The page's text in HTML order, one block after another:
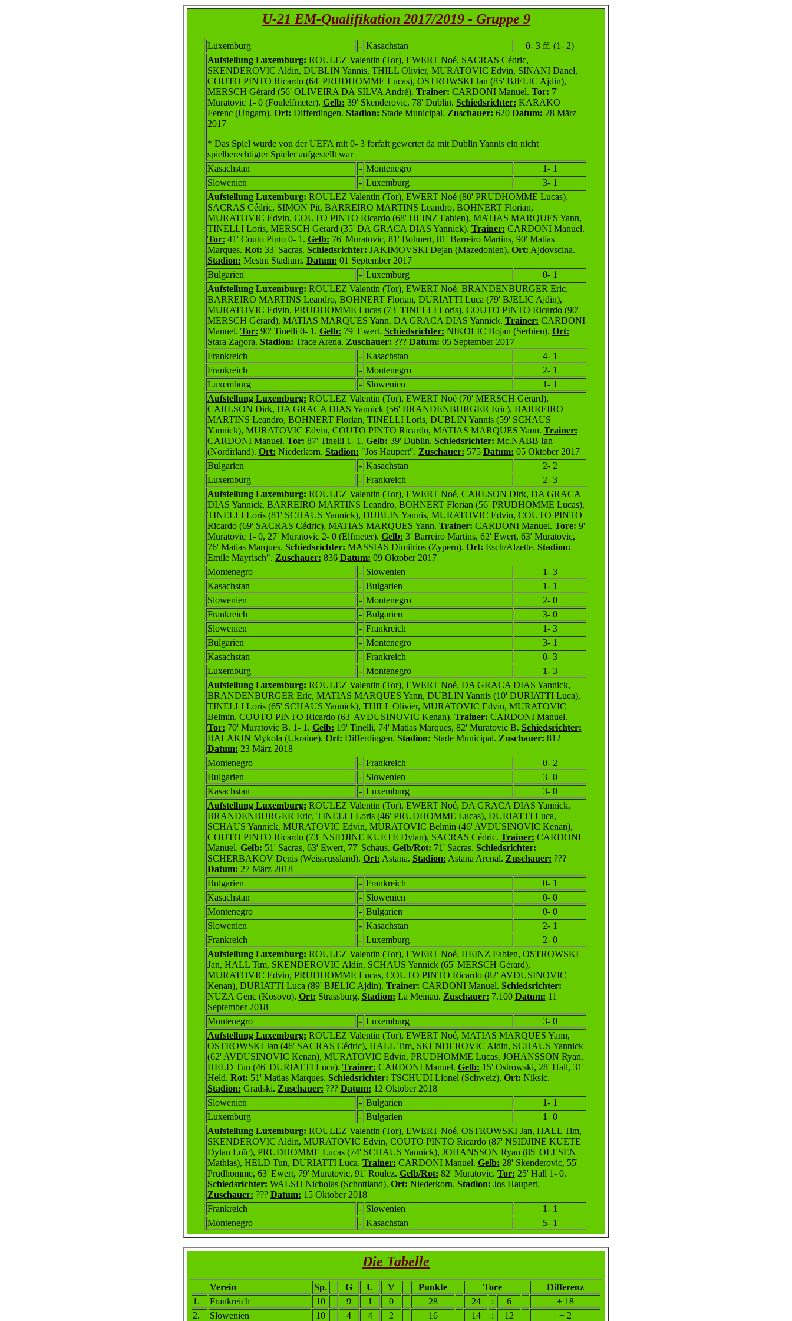
U-21 EM-Qualifikation 2017/2019 - Gruppe 9
Luxemburg - Kasachstan
0- 3 ff. (1- 2)
Aufstellung Luxemburg: ROULEZ Valentin (Tor), EWERT Noé, SACRAS Cédric,
SKENDEROVIC Aldin, DUBLIN Yannis, THILL Olivier, MURATOVIC Edvin, SINANI Danel,
COUTO PINTO Ricardo (64' PRUDHOMME Lucas), OSTROWSKI Jan (85' BJELIC Ajdin),
MERSCH Gérard (56' OLIVEIRA DA SILVA André). Trainer: CARDONI Manuel. Tor: 7'
Muratovic 1- 0 (Foulelfmeter). Gelb: 39' Skenderovic, 78' Dublin. Schiedsrichter: KARAKO
Ferenc (Ungarn). Ort: Differdingen. Stadion: Stade Municipal. Zuschauer: 620 Datum: 28 März
2017
* Das Spiel wurde von der UEFA mit 0- 3 forfait gewertet da mit Dublin Yannis ein nicht
spielberechtigter Spieler aufgestellt war
Kasachstan
- Montenegro
1- 1
Slowenien
- Luxemburg
3- 1
Aufstellung Luxemburg: ROULEZ Valentin (Tor), EWERT Noé (80' PRUDHOMME Lucas),
SACRAS Cédric, SIMON Pit, BARREIRO MARTINS Leandro, BOHNERT Florian,
MURATOVIC Edvin, COUTO PINTO Ricardo (68' HEINZ Fabien), MATIAS MARQUES Yann,
TINELLI Loris, MERSCH Gérard (35' DA GRACA DIAS Yannick). Trainer: CARDONI Manuel.
Tor: 41' Couto Pinto 0- 1. Gelb: 76' Muratovic, 81' Bohnert, 81' Barreiro Martins, 90' Matias
Marques. Rot: 33' Sacras. Schiedsrichter: JAKIMOVSKI Dejan (Mazedonien). Ort: Ajdovscina.
Stadion: Mestni Stadium. Datum: 01 September 2017
Bulgarien
- Luxemburg
0- 1
Aufstellung Luxemburg: ROULEZ Valentin (Tor), EWERT Noé, BRANDENBURGER Eric,
BARREIRO MARTINS Leandro, BOHNERT Florian, DURIATTI Luca (79' BJELIC Ajdin),
MURATOVIC Edvin, PRUDHOMME Lucas (73' TINELLI Loris), COUTO PINTO Ricardo (90'
MERSCH Gérard), MATIAS MARQUES Yann, DA GRACA DIAS Yannick. Trainer: CARDONI
Manuel. Tor: 90' Tinelli 0- 1. Gelb: 79' Ewert. Schiedsrichter: NIKOLIC Bojan (Serbien). Ort:
Stara Zagora. Stadion: Trace Arena. Zuschauer: ??? Datum: 05 September 2017
Frankreich
- Kasachstan
4- 1
Frankreich
- Montenegro
2- 1
Luxemburg
- Slowenien
1- 1
Aufstellung Luxemburg: ROULEZ Valentin (Tor), EWERT Noé (70' MERSCH Gérard),
CARLSON Dirk, DA GRACA DIAS Yannick (56' BRANDENBURGER Eric), BARREIRO
MARTINS Leandro, BOHNERT Florian, TINELLI Loris, DUBLIN Yannis (59' SCHAUS
Yannick), MURATOVIC Edvin, COUTO PINTO Ricardo, MATIAS MARQUES Yann. Trainer:
CARDONI Manuel. Tor: 87' Tinelli 1- 1. Gelb: 39' Dublin. Schiedsrichter: Mc.NABB Ian
(Nordirland). Ort: Niederkorn. Stadion: "Jos Haupert". Zuschauer: 575 Datum: 05 Oktober 2017
Bulgarien
- Kasachstan
2- 2
Luxemburg
- Frankreich
2- 3
Aufstellung Luxemburg: ROULEZ Valentin (Tor), EWERT Noé, CARLSON Dirk, DA GRACA
DIAS Yannick, BARREIRO MARTINS Leandro, BOHNERT Florian (56' PRUDHOMME Lucas),
TINELLI Loris (81' SCHAUS Yannick), DUBLIN Yannis, MURATOVIC Edvin, COUTO PINTO
Ricardo (69' SACRAS Cédric), MATIAS MARQUES Yann. Trainer: CARDONI Manuel. Tore: 9'
Muratovic 1- 0, 27' Muratovic 2- 0 (Elfmeter). Gelb: 3' Barreiro Martins, 62' Ewert, 63' Muratovic,
76' Matias Marques. Schiedsrichter: MASSIAS Dimitrios (Zypern). Ort: Esch/Alzette. Stadion:
Emile Mayrisch". Zuschauer: 836 Datum: 09 Oktober 2017
Montenegro
- Slowenien
1- 3
Kasachstan
- Bulgarien
1- 1
Slowenien
- Montenegro
2- 0
Frankreich
- Bulgarien
3- 0
Slowenien
- Frankreich
1- 3
Bulgarien
- Montenegro
3- 1
Kasachstan
- Frankreich
0- 3
Luxemburg
- Montenegro
1- 3
Aufstellung Luxemburg: ROULEZ Valentin (Tor), EWERT Noé, DA GRACA DIAS Yannick,
BRANDENBURGER Eric, MATIAS MARQUES Yann, DUBLIN Yannis (10' DURIATTI Luca),
TINELLI Loris (65' SCHAUS Yannick), THILL Olivier, MURATOVIC Edvin, MURATOVIC
Belmin, COUTO PINTO Ricardo (63' AVDUSINOVIC Kenan). Trainer: CARDONI Manuel.
Tor: 70' Muratovic B. 1- 1. Gelb: 19' Tinelli, 74' Matias Marques, 82' Muratovic B. Schiedsrichter:
BALAKIN Mykola (Ukraine). Ort: Differdingen. Stadion: Stade Municipal. Zuschauer: 812
Datum: 23 März 2018
Montenegro
- Frankreich
0- 2
Bulgarien
- Slowenien
3- 0
Kasachstan
- Luxemburg
3- 0
Aufstellung Luxemburg: ROULEZ Valentin (Tor), EWERT Noé, DA GRACA DIAS Yannick,
BRANDENBURGER Eric, TINELLI Loris (46' PRUDHOMME Lucas), DURIATTI Luca,
SCHAUS Yannick, MURATOVIC Edvin, MURATOVIC Belmin (46' AVDUSINOVIC Kenan),
COUTO PINTO Ricardo (73' NSIDJINE KUETE Dylan), SACRAS Cédric. Trainer: CARDONI
Manuel. Gelb: 51' Sacras, 63' Ewert, 77' Schaus. Gelb/Rot: 71' Sacras. Schiedsrichter:
SCHERBAKOV Denis (Weissrussland). Ort: Astana. Stadion: Astana Arenal. Zuschauer: ???
Datum: 27 März 2018
Bulgarien - Frankreich
0- 1
Kasachstan
- Slowenien
0- 0
Montenegro
- Bulgarien
0- 0
Slowenien
- Kasachstan
2- 1
Frankreich
- Luxemburg
2- 0
Aufstellung Luxemburg: ROULEZ Valentin (Tor), EWERT Noé, HEINZ Fabien, OSTROWSKI
Jan, HALL Tim, SKENDEROVIC Aldin, SCHAUS Yannick (65' MERSCH Gérard),
MURATOVIC Edvin, PRUDHOMME Lucas, COUTO PINTO Ricardo (82' AVDUSINOVIC
Kenan), DURIATTI Luca (89' BJELIC Ajdin). Trainer: CARDONI Manuel. Schiedsrichter:
NUZA Genc (Kosovo). Ort: Strassburg. Stadion: La Meinau. Zuschauer: 7.100 Datum: 11
September 2018
Montenegro
- Luxemburg
3- 0
Aufstellung Luxemburg: ROULEZ Valentin (Tor), EWERT Noé, MATIAS MARQUES Yann,
OSTROWSKI Jan (46' SACRAS Cédric), HALL Tim, SKENDEROVIC Aldin, SCHAUS Yannick
(62' AVDUSINOVIC Kenan), MURATOVIC Edvin, PRUDHOMME Lucas, JOHANSSON Ryan,
HELD Tun (46' DURIATTI Luca). Trainer: CARDONI Manuel. Gelb: 15' Ostrowski, 28' Hall, 31'
Held. Rot: 51' Matias Marques. Schiedsrichter: TSCHUDI Lionel (Schweiz). Ort: Niksic.
Stadion: Gradski. Zuschauer: ??? Datum: 12 Oktober 2018
Slowenien
- Bulgarien
1- 1
Luxemburg
- Bulgarien
1- 0
Aufstellung Luxemburg: ROULEZ Valentin (Tor), EWERT Noé, OSTROWSKI Jan, HALL Tim,
SKENDEROVIC Aldin, MURATOVIC Edvin, COUTO PINTO Ricardo (87' NSIDJINE KUETE
Dylan Loïc), PRUDHOMME Lucas (74' SCHAUS Yannick), JOHANSSON Ryan (85' OLESEN
Mathias), HELD Tun, DURIATTI Luca. Trainer: CARDONI Manuel. Gelb: 28' Skenderovic, 55'
Prudhomme, 63' Ewert, 79' Muratovic, 91' Roulez. Gelb/Rot: 82' Muratovic. Tor: 25' Hall 1- 0.
Schiedsrichter: WALSH Nicholas (Schottland). Ort: Niederkorn. Stadion: Jos Haupert.
Zuschauer: ??? Datum: 15 Oktober 2018
Frankreich
- Slowenien
1- 1
Montenegro
- Kasachstan 5- 1
Die Tabelle
Verein Sp. G U V Punkte Tore
Differenz
1 . Frankreich 10 9 1 0 28 24 : 6
+ 18
2. Slowenien 10 4 4 2 16 14 : 12 + 2